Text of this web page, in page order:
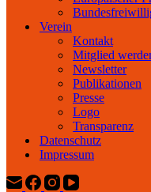
Verein
Kontakt
Mitglied
Newsletter
Publikationen
Presse
Logo
Transparenz
Datenschutz
Impressum